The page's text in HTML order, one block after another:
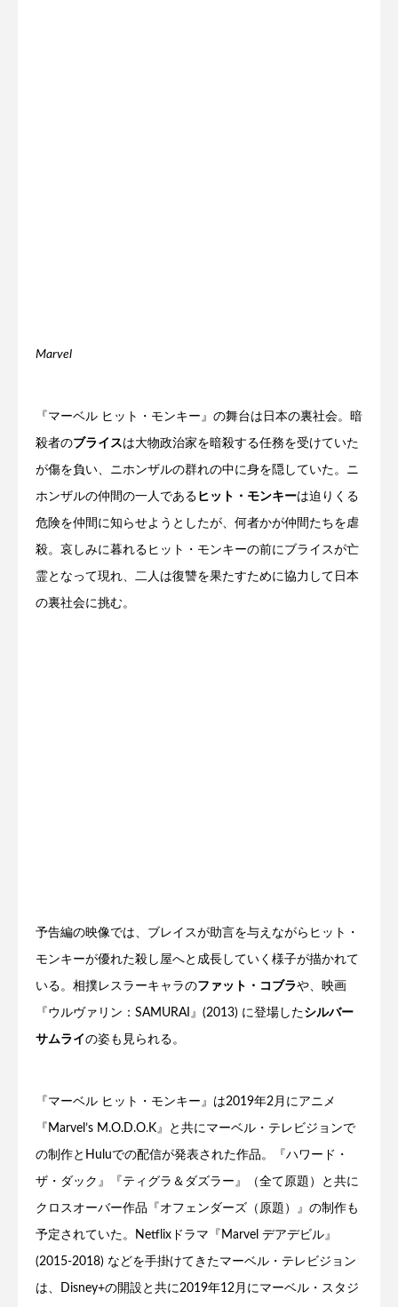
Marvel
『マーベル ヒット・モンキー』の舞台は日本の裏社会。暗
殺者のブライスは大物政治家を暗殺する任務を受けていた
が傷を負い、ニホンザルの群れの中に身を隠していた。ニ
ホンザルの仲間の一人である ヒット・モンキーは迫りくる
危険を仲間に知らせようとしたが、何者かが仲間たちを虐
殺。哀しみに暮れるヒット・モンキーの前にブライスが亡
霊となって現れ、二人は復讐を果たすために協力して日本
の裏社会に挑む。
予告編の映像では、ブレイスが助言を与えながらヒット・
モンキーが優れた殺し屋へと成長していく様子が描かれて
いる。相撲レスラーキャラのファット・コブラや、映画
『ウルヴァリン：SAMURAI』(2013) に登場したシルバー
サムライ の姿も見られる。
『マーベル ヒット・モンキー』は2019年2月にアニメ
『Marvel’s M.O.D.O.K』と共にマーベル・テレビジョンで
の制作とHuluでの配信が発表された作品。『ハワード・
ザ・ダック』『ティグラ＆ダズラー』（全て原題）と共に
クロスオーバー作品『オフェンダーズ（原題）』の制作も
予定されていた。Netflixドラマ『Marvel デアデビル』
(2015-2018) などを手掛けてきたマーベル・テレビジョン
は、Disney+の開設と共に2019年12月にマーベル・スタジ